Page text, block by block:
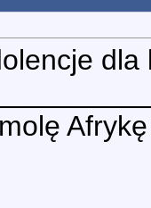
dla